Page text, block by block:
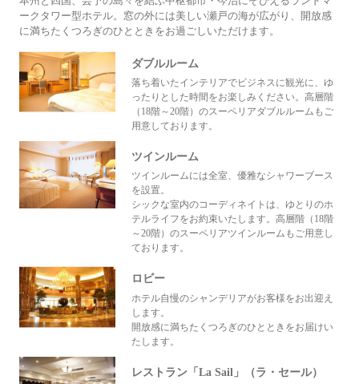
ークタワー型ホテル。窓の外には美しい瀬戸の海が広がり、開放感
に満ちたくつろぎのひとときをお過ごしいただけます。
ダブルルーム
落ち着いたインテリアでビジネスに観光に、ゆ
ったりとした時間をお楽しみください。高層階
（18階～20階）のスーペリアダブルルームもご
用意しております。
ツインルーム
ツインルームには全室、優雅なシャワーブース
を設置。
シックな室内のコーディネイトは、ゆとりのホ
テルライフをお約束いたします。高層階（18階
～20階）のスーペリアツインルームもご用意し
ております。
ロビー
ホテル自慢のシャンデリアがお客様をお出迎え
します。
開放感に満ちたくつろぎのひとときをお届けい
たします。
レストラン「La Sail」（ラ・セール）